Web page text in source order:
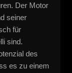
Der Motor
seiner
für
sind.
des
es zu einem